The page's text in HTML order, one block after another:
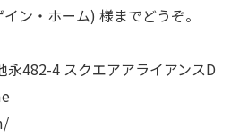
ン・ホーム) 様までどうぞ。
永482-4 スクエアアライアンスD